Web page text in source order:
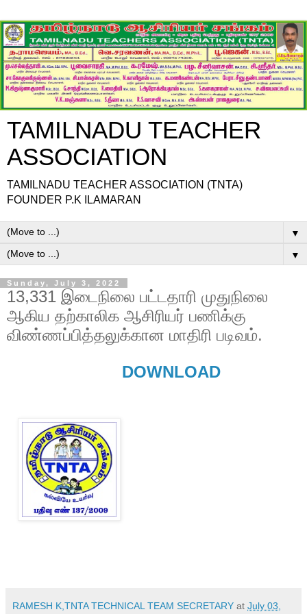
TAMILNADU TEACHER
ASSOCIATION
TAMILNADU TEACHER ASSOCIATION (TNTA)
FOUNDER P.K ILAMARAN
▼
▼
Sunday, July 3, 2022
13,331 இடைநிலை பட்டதாரி முதுநிலை
ஆகிய தற்காலிக ஆசிரியர் பணிக்கு
விண்ணப்பித்தலுக்கான மாதிரி படிவம்.
DOWNLOAD
RAMESH K,TNTA TECHNICAL TEAM SECRETARY at July 03,